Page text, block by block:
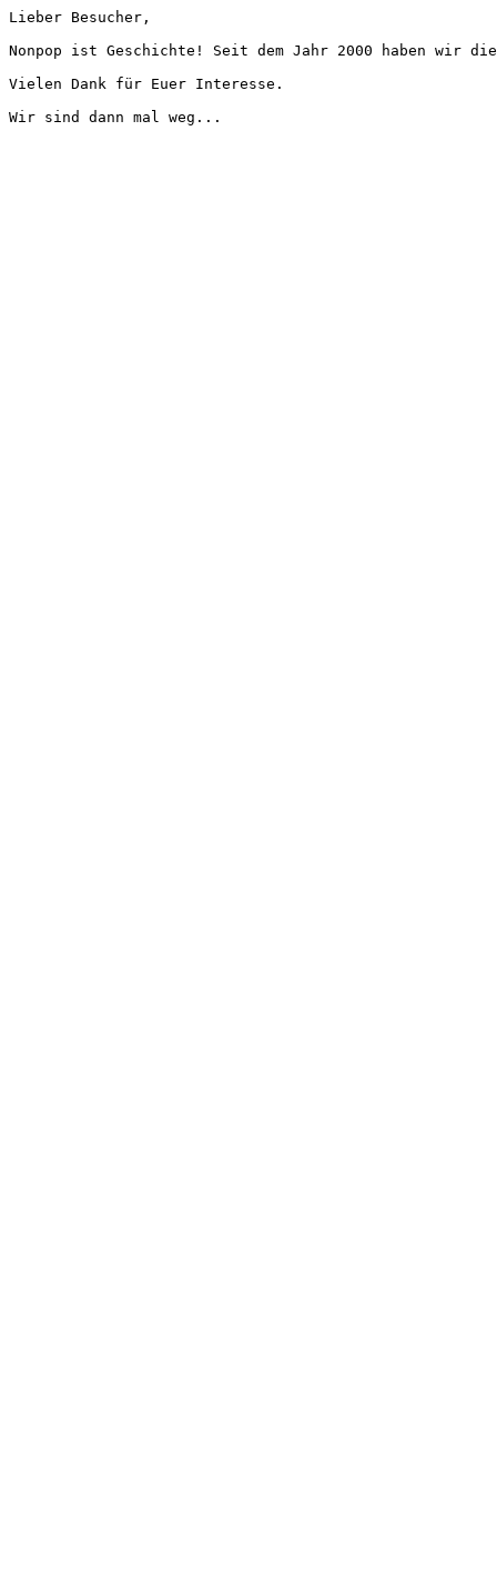
Lieber Besucher,
Nonpop ist Geschichte! Seit dem Jahr 2000 haben wir
Vielen Dank für Euer Interesse.
Wir sind dann mal weg...